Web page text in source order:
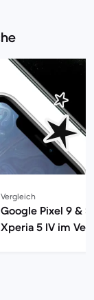
Vergleich
Google Pixel 9 &
Xperia 5 IV im